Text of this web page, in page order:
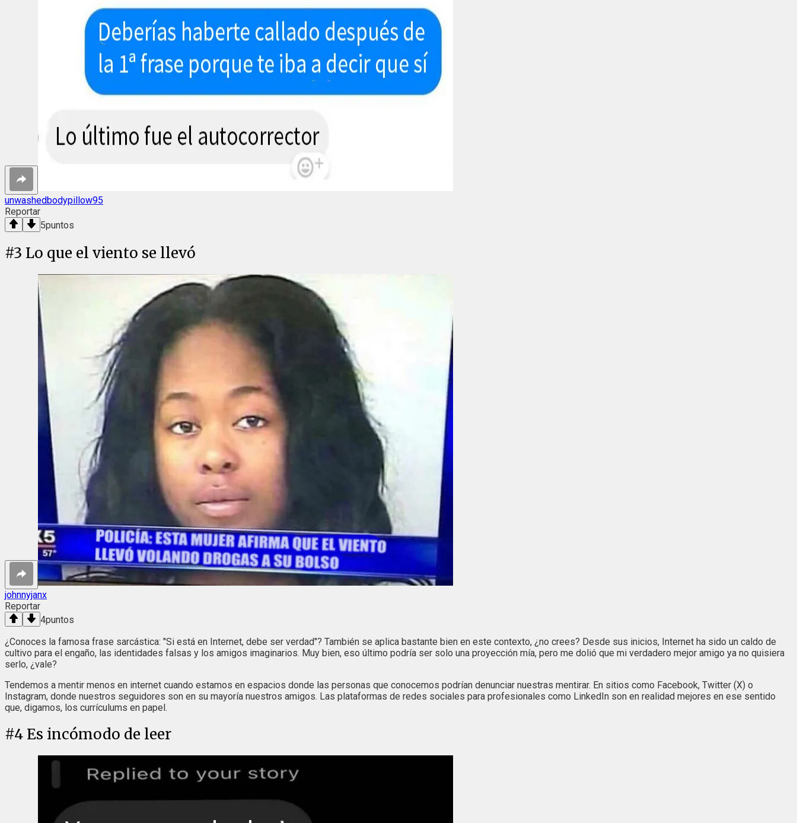
unwashedbodypillow95
Reportar
5puntos
#3 Lo que el viento se llevó
johnnyjanx
Reportar
4puntos
¿Conoces la famosa frase sarcástica: "Si está en Internet, debe ser verdad"? También se aplica bastante bien en este contexto, ¿no crees? Desde sus inicios, Internet ha sido un caldo de
cultivo para el engaño, las identidades falsas y los amigos imaginarios. Muy bien, eso último podría ser solo una proyección mía, pero me dolió que mi verdadero mejor amigo ya no quisiera
serlo, ¿vale?
Tendemos a mentir menos en internet cuando estamos en espacios donde las personas que conocemos podrían denunciar nuestras mentirar. En sitios como Facebook, Twitter (X) o
Instagram, donde nuestros seguidores son en su mayoría nuestros amigos. Las plataformas de redes sociales para profesionales como LinkedIn son en realidad mejores en ese sentido
que, digamos, los currículums en papel.
#4 Es incómodo de leer